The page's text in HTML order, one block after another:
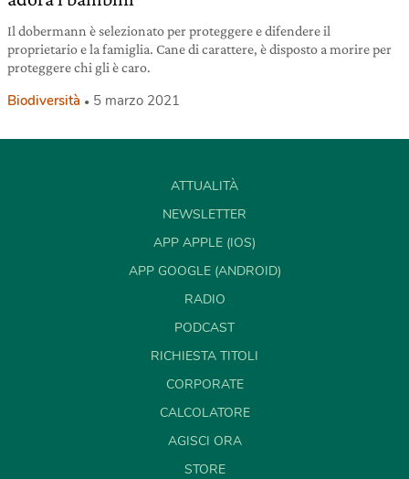
Il dobermann è selezionato per proteggere e difendere il
proprietario e la famiglia. Cane di carattere, è disposto a morire per
proteggere chi gli è caro.
Biodiversità 5 marzo 2021
ATTUALITÀ
NEWSLETTER
APP APPLE (IOS)
APP GOOGLE (ANDROID)
RADIO
PODCAST
RICHIESTA TITOLI
CORPORATE
CALCOLATORE
AGISCI ORA
STORE